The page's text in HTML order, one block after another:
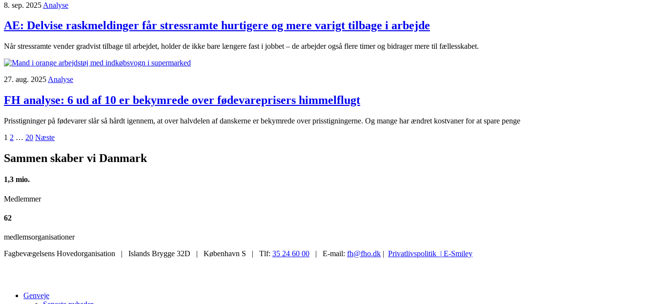
8. sep. 2025 Analyse
AE: Delvise raskmeldinger får stressramte hurtigere og mere varigt tilbage i arbejde
Når stressramte vender gradvist tilbage til arbejdet, holder de ikke bare længere fast i jobbet – de arbejder også flere timer og bidrager mere til fællesskabet.
27. aug. 2025 Analyse
FH analyse: 6 ud af 10 er bekymrede over fødevareprisers himmelflugt
Prisstigninger på fødevarer slår så hårdt igennem, at over halvdelen af danskerne er bekymrede over prisstigningerne. Og mange har ændret kostvaner for at spare penge
Posts
pagination
1 2 … 20 Næste
Sammen skaber vi Danmark
1,3 mio.
Medlemmer
62
medlemsorganisationer
Fagbevægelsens Hovedorganisation | Islands Brygge 32D | København S | Tlf: 35 24 60 00 | E-mail: fh@fho.dk | Privatlivspolitik | E-Smiley
Genveje